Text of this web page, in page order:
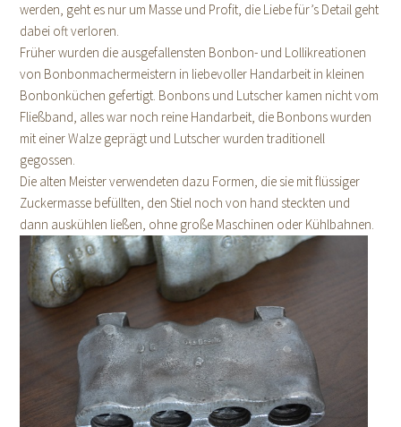
werden, geht es nur um Masse und Profit, die Liebe für’s Detail geht
dabei oft verloren.
Früher wurden die ausgefallensten Bonbon- und Lollikreationen
von Bonbonmachermeistern in liebevoller Handarbeit in kleinen
Bonbonküchen gefertigt. Bonbons und Lutscher kamen nicht vom
Fließband, alles war noch reine Handarbeit, die Bonbons wurden
mit einer Walze geprägt und Lutscher wurden traditionell
gegossen.
Die alten Meister verwendeten dazu Formen, die sie mit flüssiger
Zuckermasse befüllten, den Stiel noch von hand steckten und
dann auskühlen ließen, ohne große Maschinen oder Kühlbahnen.